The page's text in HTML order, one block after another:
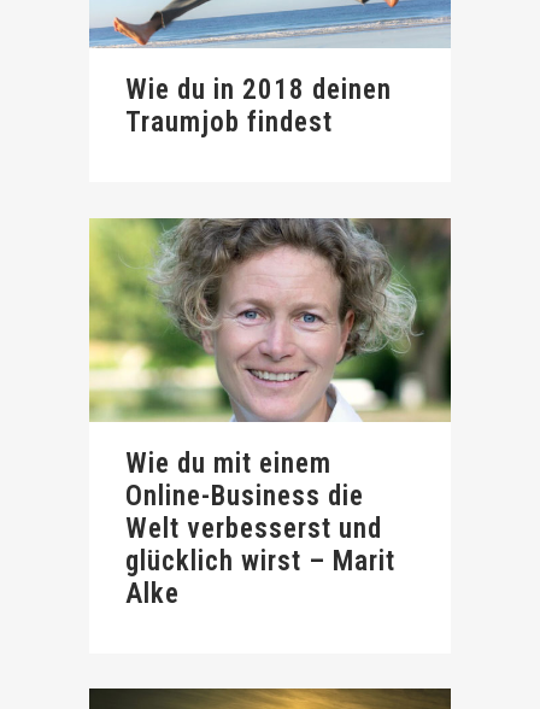
Wie du in 2018 deinen
Traumjob findest
Wie du mit einem
Online-Business die
Welt verbesserst und
glücklich wirst – Marit
Alke